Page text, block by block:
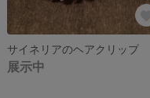
サイネリアのヘアクリップ
展示中